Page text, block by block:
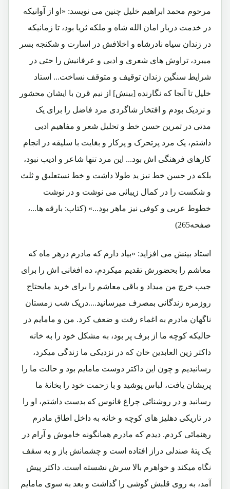
مرحوم محمد ابراهیم خلیل چنین می نویسد: «او از آوانیکه
در خدمت دربار امان الله شاه و ملکه ثریا بود، تا زمانیکه
در زندان سیاه نادرشاه و اخلافش در اسارت و شکنجه بسر
میبرد، تراوش های شعری و ادبی و عرفانیش را حتی در
شرایط سنگین زندان توقیف و متوقف نساخت... استاد
خلیل تا آنجا که نگارنده [بینش] از نیم قرن با ایشان محشور
و نزدیک بودم و افتخار شاگردی مرد فاضل را برای یک
مدتی در تمرین حسن خط و تحلیل شعر و مفاهیم ادبی
داشتم، یک مرد پرتحرک و پرکار و بغایت با سلیقه در انجام
کارهای فرهنگی اش بود... این مرد تنها شاعر و ادیب نبود،
بلکه در حسن خط نیز ید طولا داشت و خط نستعلیق و ثلث
و شکست را در کمال زیبائی می نوشت و در نوشت
خطوط عربی و کوفی نیز ماهر بود...» (کتاب: بارقه ها...،
صفحه265)
استاد بینش می افزاید: «بیاد دارم که مادرم درهر ماه که
معاشم را بحضورش تقدیم میکردم، ده افغانی اش را برای
جیب خرچ من میداد و باقی معاشم را برای خرید مایحتاج
روزمره زندگانی بمصرف میرسانید....دریک شب زمستان
ناگهان مادرم به اغماء رفت و ضعف کرد. من و مامایم در
حالیکه کوچه ما از برف پر بود، به مشکل خود را به خانه
داکتر زین العابدین خان که در نزدیکی ما زندگی میکرد،
رسانیدیم و چون این داکتر دوست مامایم بود و حالت ما را
پریشان یافت، لباس پوشید و با زحمت خود را بخانۀ ما
رسانید و در روشنائی چراغ فانوس که بدست داشتم، او را
در تاریکی دهلیز های کوچه و خانه به داخل اطاق مادرم
رهنمائی کردم. دیدم که مادرم همانگونه خاموش و آرام در
یک پتۀ صندلی دراز افتاده است و چشمانش باز و به سقف
نگاه میکند و خواهرم بالا سرش نشسته است. داکتر پیش
آمد، به روی قلبش گوشی را گذاشت و بعد به سوی مامایم